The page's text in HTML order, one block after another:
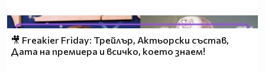
🎥 Freakier Friday: Трейлър, Актьорски състав,
Дата на премиера и всичко, което знаем!